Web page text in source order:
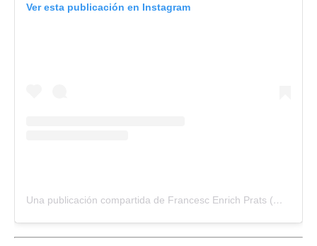
Ver esta publicación en Instagram
Una publicación compartida de Francesc Enrich Prats (@txesc0)